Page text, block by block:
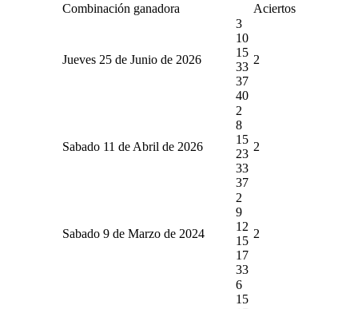
Combinación ganadora Aciertos
Jueves 25 de Junio de 2026
3
10
15
33
37
40
2
Sabado 11 de Abril de 2026
2
8
15
23
33
37
2
Sabado 9 de Marzo de 2024
2
9
12
15
17
33
2
6
15